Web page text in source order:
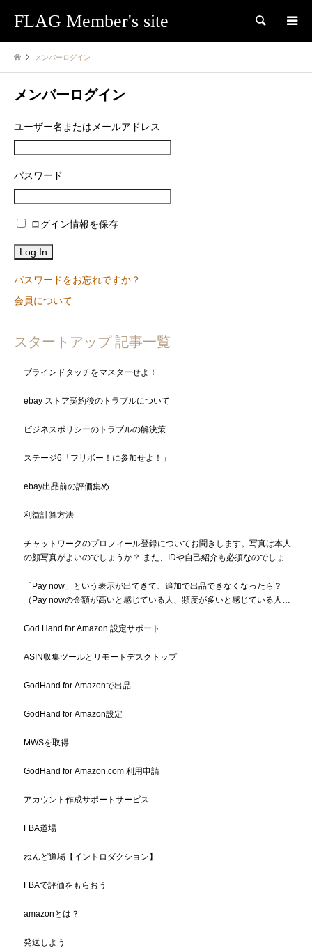
FLAG Member's site 検索
メンバーログイン
メンバーログイン
ユーザー名またはメールアドレス
パスワード
ログイン情報を保存
パスワードをお忘れですか？
会員について
スタートアップ 記事一覧
ブラインドタッチをマスターせよ！
ebay ストア契約後のトラブルについて
ビジネスポリシーのトラブルの解決策
ステージ6「フリボー！に参加せよ！」
ebay出品前の評価集め
利益計算方法
チャットワークのプロフィール登録についてお聞きします。写真は本人
の顔写真がよいのでしょうか？ また、IDや自己紹介も必須なのでしょう
「Pay now」という表示が出てきて、追加で出品できなくなったら？
（Pay nowの金額が高いと感じている人、頻度が多いと感じている人も
God Hand for Amazon 設定サポート
ASIN収集ツールとリモートデスクトップ
GodHand for Amazonで出品
GodHand for Amazon設定
MWSを取得
GodHand for Amazon.com 利用申請
アカウント作成サポートサービス
FBA道場
ねんど道場【イントロダクション】
FBAで評価をもらおう
amazonとは？
発送しよう